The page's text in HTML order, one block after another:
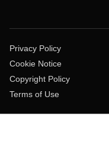
Privacy Policy
Cookie Notice
Copyright Policy
Terms of Use